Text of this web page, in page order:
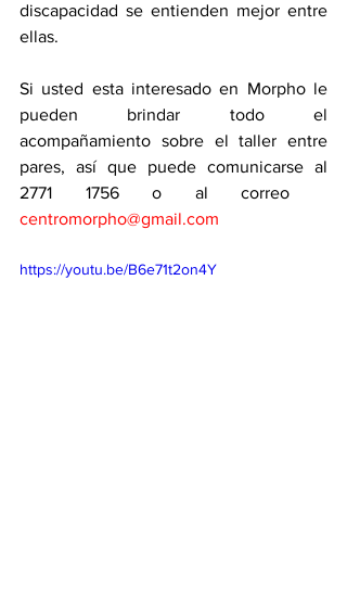
discapacidad se entienden mejor entre
ellas.
Si usted esta interesado en Morpho le
pueden brindar todo el
acompañamiento sobre el taller entre
pares, así que puede comunicarse al
centromorpho@gmail.com
https://youtu.be/B6e71t2on4Y